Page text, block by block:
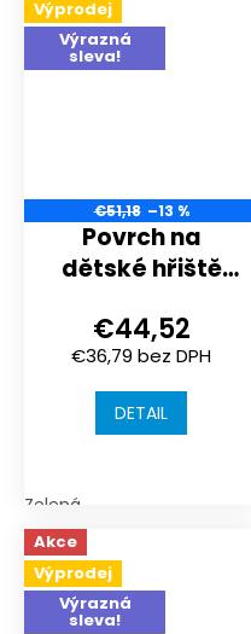
Výprodej
Výrazná
sleva!
€51,18 –13 %
Povrch na
dětské hřiště
sportoviště |
1000x1000x30
mm | spojení
puzzle
€36,79 bez DPH
€44,52
DETAIL
Zelená
Akce
Výprodej
Výrazná
sleva!